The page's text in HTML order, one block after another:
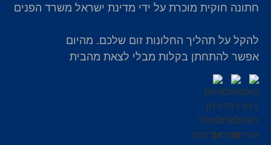
חתונה חוקית מוכרת על ידי מדינת ישראל משרד הפנים
להקל על תהליך החלונות זום שלכם. מהיום
אפשר להתחתן בקלות מבלי לצאת מהבית